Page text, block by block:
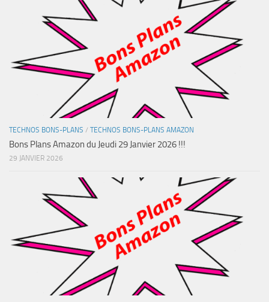
TECHNOS BONS-PLANS / TECHNOS BONS-PLANS AMAZON
Bons Plans Amazon du Jeudi 29 Janvier 2026 !!!
29 JANVIER 2026